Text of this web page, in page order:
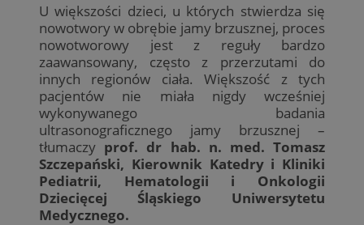
U większości dzieci, u których stwierdza się
nowotwory w obrębie jamy brzusznej, proces
nowotworowy jest z reguły bardzo
zaawansowany, często z przerzutami do
innych regionów ciała. Większość z tych
pacjentów nie miała nigdy wcześniej
wykonywanego badania
ultrasonograficznego jamy brzusznej –
tłumaczy prof. dr hab. n. med. Tomasz
Szczepański, Kierownik Katedry i Kliniki
Pediatrii, Hematologii i Onkologii
Dziecięcej Śląskiego Uniwersytetu
Medycznego.